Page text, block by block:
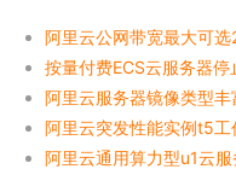
阿里云公网带宽最大可
按量付费ECS云服务器
阿里云服务器镜像类型
阿里云突发性能实例t5工